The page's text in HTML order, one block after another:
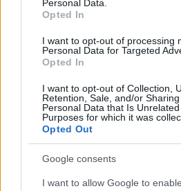
Personal Data.
Opted In
I want to opt-out of processing
Personal Data for Targeted
Opted In
I want to opt-out of Collection,
Retention, Sale, and/or
Personal Data that Is
Purposes for which it was
Opted Out
Google consents
I want to allow Google to